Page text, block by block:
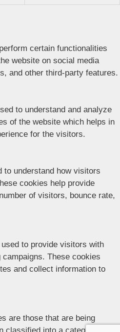
certain functionalities
website on social media
and other third-party features.
to understand and analyze
of the website which helps in
for the visitors.
to understand how visitors
cookies help provide
of visitors, bounce rate,
to provide visitors with
These cookies
and collect information to
are those that are being